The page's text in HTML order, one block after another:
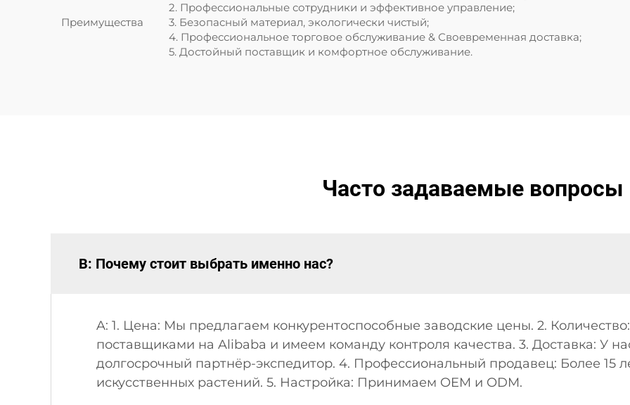
Преимущества
2. Профессиональные сотрудники и эффективное управление;
3. Безопасный материал, экологически чистый;
4. Профессиональное торговое обслуживание & Своевременная доставка;
5. Достойный поставщик и комфортное обслуживание.
Часто задаваемые вопросы
В: Почему стоит выбрать именно нас?
A: 1. Цена: Мы предлагаем конкурентоспособные заводские цены. 2.
поставщиками на Alibaba и имеем команду контроля качества. 3. Доставка: У
долгосрочный партнёр-экспедитор. 4. Профессиональный продавец: Более 15
искусственных растений. 5. Настройка: Принимаем OEM и ODM.